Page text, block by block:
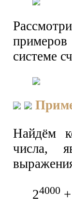
системе
Найдём
числа,
24000